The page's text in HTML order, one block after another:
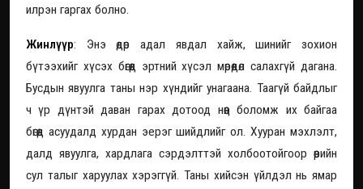
илрэн гаргах болно.
Жинлүүр: Энэ өдөр адал явдал хайж, шинийг зохион
бүтээхийг хүсэх бөгөөд эртний хүсэл мөрөөдөл салахгүй дагана.
Бусдын явуулга таны нэр хүндийг унагаана. Таагүй байдлыг
ч үр дүнтэй даван гарах дотоод нөөц боломж их байгаа
бөгөөд асуудалд хурдан эерэг шийдлийг ол. Хууран мэхлэлт,
далд явуулга, хардлага сэрдэлттэй холбоотойгоор өөрийн
сул талыг харуулах хэрэггүй. Таны хийсэн үйлдэл нь ямар